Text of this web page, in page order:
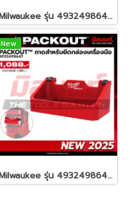
Milwaukee รุ่น 4932498643 PACKOUT™ ขายึดกล่องเครื่องมือ (2 ชิ้น) รหัส 4932498643
New
Milwaukee รุ่น 4932498647 PACKOUT™ ถาดสำหรับยึดกล่องเครื่องมือ รหัส 4932498647